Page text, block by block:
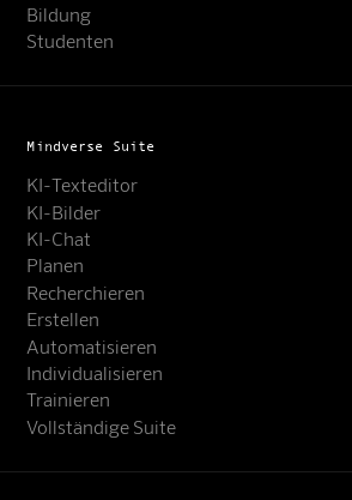
Bildung
Studenten
Mindverse Suite
KI-Texteditor
KI-Bilder
KI-Chat
Planen
Recherchieren
Erstellen
Automatisieren
Individualisieren
Trainieren
Vollständige Suite